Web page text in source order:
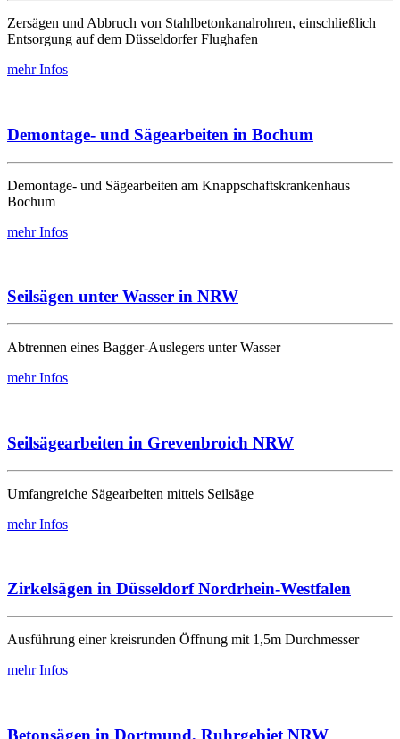
Zersägen und Abbruch von Stahlbetonkanalrohren, einschließlich
Entsorgung auf dem Düsseldorfer Flughafen
mehr Infos
Demontage- und Sägearbeiten in Bochum
Demontage- und Sägearbeiten am Knappschaftskrankenhaus
Bochum
mehr Infos
Seilsägen unter Wasser in NRW
Abtrennen eines Bagger-Auslegers unter Wasser
mehr Infos
Seilsägearbeiten in Grevenbroich NRW
Umfangreiche Sägearbeiten mittels Seilsäge
mehr Infos
Zirkelsägen in Düsseldorf Nordrhein-Westfalen
Ausführung einer kreisrunden Öffnung mit 1,5m Durchmesser
mehr Infos
Betonsägen in Dortmund, Ruhrgebiet NRW